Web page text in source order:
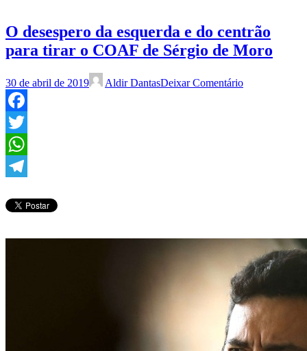
O desespero da esquerda e do centrão
para tirar o COAF de Sérgio de Moro
30 de abril de 2019 Aldir DantasDeixar Comentário
Facebook
Twitter
WhatsApp